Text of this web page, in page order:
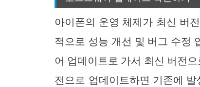
아이폰의 운영 체제가 최신 버
적으로 성능 개선 및 버그 수정
어 업데이트로 가서 최신 버전
전으로 업데이트하면 기존에